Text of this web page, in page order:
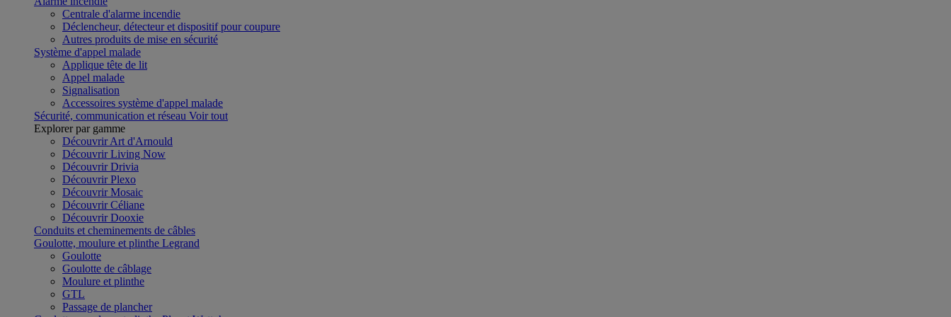
Centrale d'alarme incendie
Déclencheur, détecteur et dispositif pour coupure
Autres produits de mise en sécurité
Système d'appel malade
Applique tête de lit
Appel malade
Signalisation
Accessoires système d'appel malade
Sécurité, communication et réseau Voir tout
Explorer par gamme
Découvrir Art d'Arnould
Découvrir Living Now
Découvrir Drivia
Découvrir Plexo
Découvrir Mosaic
Découvrir Céliane
Découvrir Dooxie
Conduits et cheminements de câbles
Goulotte, moulure et plinthe Legrand
Goulotte
Goulotte de câblage
Moulure et plinthe
GTL
Passage de plancher